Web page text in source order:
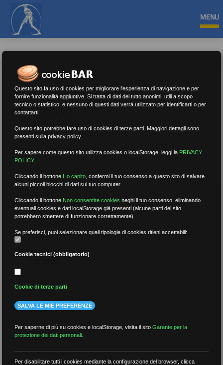
MENU
PENSIONI
Nessun risultato.Rimuovi filtri
per data
più recenti
meno recenti
Questo sito fa uso di cookies per migliorare l'esperienza di navigazione e per
fornire funzionalità aggiuntive. Si tratta di dati del tutto anonimi, utili a scopo
tecnico o statistico, e nessuno di questi dati verrà utilizzato per identificarti o per
contattarti.
Questo sito potrebbe fare uso di cookies di terze parti. Maggiori dettagli sono
presenti sulla privacy policy.
Per sapere come questo sito utilizza cookies o localStorage, leggi la PRIVACY
POLICY.
Cliccando il bottone Ho capito ,confermi il tuo consenso a questo sito di salvare
alcuni piccoli blocchi di dati sul tuo computer.
Cliccando il bottone Non consentire cookies neghi il tuo consenso, eliminando
eventuali cookies e dati localStorage già presenti (alcune parti del sito
potrebbero smettere di funzionare correttamente).
Se preferisci, puoi selezionare quali tipologie di cookies ritieni accettabili:
Cookie tecnici (obbligatorio)
Cookie di terze parti
SALVA LE MIE PREFERENZE
Per saperne di più su cookies e localStorage, visita il sitoGarante per la
protezione dei dati personali
Per disabilitare tutti i cookies mediante la configurazione del browser, clicca